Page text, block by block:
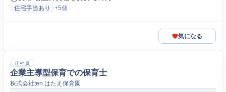
住宅手当あり +5個
気になる
正社員
企業主導型保育での保育士
株式会社ten はたえ保育園